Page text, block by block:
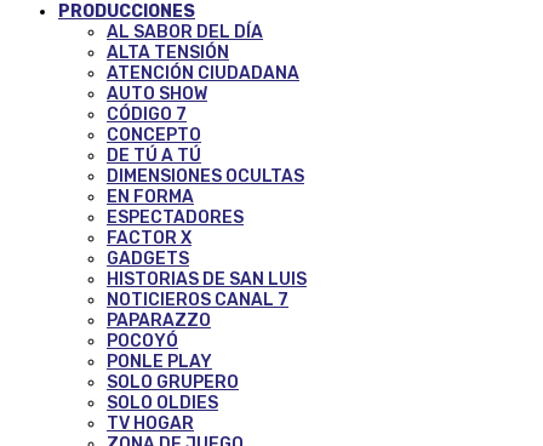
PRODUCCIONES
AL SABOR DEL DÍA
ALTA TENSIÓN
ATENCIÓN CIUDADANA
AUTO SHOW
CÓDIGO 7
CONCEPTO
DE TÚ A TÚ
DIMENSIONES OCULTAS
EN FORMA
ESPECTADORES
FACTOR X
GADGETS
HISTORIAS DE SAN LUIS
NOTICIEROS CANAL 7
PAPARAZZO
POCOYÓ
PONLE PLAY
SOLO GRUPERO
SOLO OLDIES
TV HOGAR